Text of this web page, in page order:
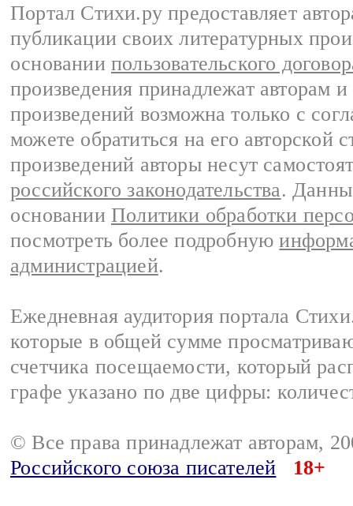
Портал Стихи.ру предоставляет
публикации своих литературных
основании пользовательского
произведения принадлежат авторам
произведений возможна только с
можете обратиться на его авторской
произведений авторы несут
российского законодательства.
основании Политики обработки
посмотреть более подробную
администрацией.
Ежедневная аудитория портала
которые в общей сумме
счетчика посещаемости, который
графе указано по две цифры:
© Все права принадлежат авторам,
Российского союза писателей
18+